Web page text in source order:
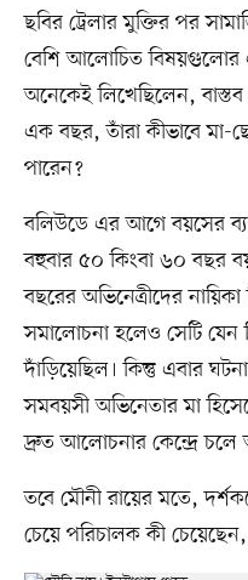
ছবির ট্রেলার মুক্তির পর
বেশি আলোচিত বিষয়গুলোর
অনেকেই লিখেছিলেন, বাস্তব
এক বছর, তাঁরা কীভাবে মা-
পারেন?
বলিউডে এর আগে বয়সের
বহুবার ৫০ কিংবা ৬০ বছর
বছরের অভিনেত্রীদের
সমালোচনা হলেও সেটি যেন
দাঁড়িয়েছিল। কিন্তু এবার
সমবয়সী অভিনেতার মা
দ্রুত আলোচনার কেন্দ্রে
তবে মৌনী রায়ের মতে,
চেয়ে পরিচালক কী